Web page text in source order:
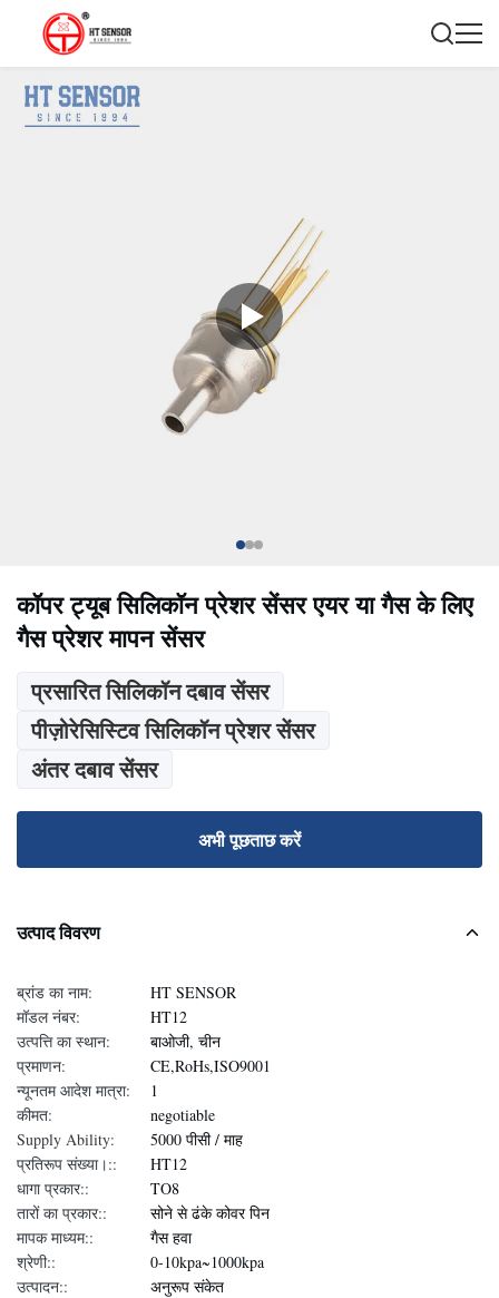
कॉपर ट्यूब सिलिकॉन प्रेशर सेंसर एयर या गैस के लिए
गैस प्रेशर मापन सेंसर
प्रसारित सिलिकॉन दबाव सेंसर
पीज़ोरेसिस्टिव सिलिकॉन प्रेशर सेंसर
अंतर दबाव सेंसर
अभी पूछताछ करें
उत्पाद विवरण
ब्रांड का नाम:
HT SENSOR
मॉडल नंबर:
HT12
उत्पत्ति का स्थान:
बाओजी, चीन
प्रमाणन:
CE,RoHs,ISO9001
न्यूनतम आदेश मात्रा:
1
कीमत:
negotiable
Supply Ability:
5000 पीसी / माह
प्रतिरूप संख्या।::
HT12
धागा प्रकार::
TO8
तारों का प्रकार::
सोने से ढंके कोवर पिन
मापक माध्यम::
गैस हवा
श्रेणी::
0-10kpa~1000kpa
उत्पादन::
अनुरूप संकेत